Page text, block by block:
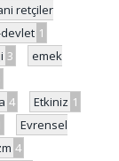
retçiler
1
3
emek
4 Etkiniz 1
Evrensel
4